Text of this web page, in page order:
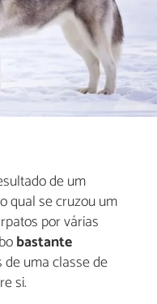
de um
qual se cruzou um
por várias
bastante
uma classe de
si.